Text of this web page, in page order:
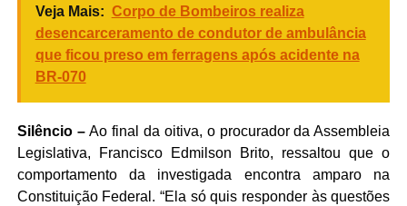
Veja Mais: Corpo de Bombeiros realiza
desencarceramento de condutor de ambulância
que ficou preso em ferragens após acidente na
BR-070
Silêncio –Ao final da oitiva, o procurador da Assembleia
Legislativa, Francisco Edmilson Brito, ressaltou que o
comportamento da investigada encontra amparo na
Constituição Federal. “Ela só quis responder às questões